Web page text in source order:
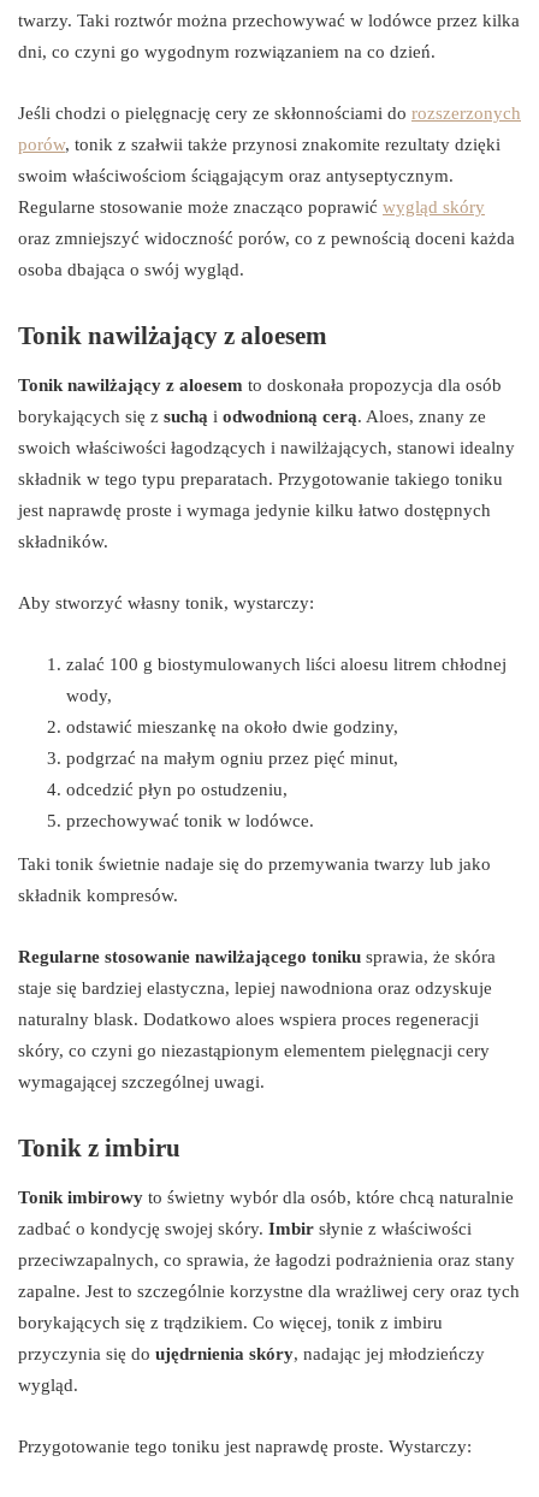
twarzy. Taki roztwór można przechowywać w lodówce przez kilka
dni, co czyni go wygodnym rozwiązaniem na co dzień.
Jeśli chodzi o pielęgnację cery ze skłonnościami do rozszerzonych
porów, tonik z szałwii także przynosi znakomite rezultaty dzięki
swoim właściwościom ściągającym oraz antyseptycznym.
Regularne stosowanie może znacząco poprawić wygląd skóry
oraz zmniejszyć widoczność porów, co z pewnością doceni każda
osoba dbająca o swój wygląd.
Tonik nawilżający z aloesem
Tonik nawilżający z aloesem to doskonała propozycja dla osób
borykających się z suchą i odwodnioną cerą. Aloes, znany ze
swoich właściwości łagodzących i nawilżających, stanowi idealny
składnik w tego typu preparatach. Przygotowanie takiego toniku
jest naprawdę proste i wymaga jedynie kilku łatwo dostępnych
składników.
Aby stworzyć własny tonik, wystarczy:
zalać 100 g biostymulowanych liści aloesu litrem chłodnej
wody,
odstawić mieszankę na około dwie godziny,
podgrzać na małym ogniu przez pięć minut,
odcedzić płyn po ostudzeniu,
przechowywać tonik w lodówce.
Taki tonik świetnie nadaje się do przemywania twarzy lub jako
składnik kompresów.
Regularne stosowanie nawilżającego toniku sprawia, że skóra
staje się bardziej elastyczna, lepiej nawodniona oraz odzyskuje
naturalny blask. Dodatkowo aloes wspiera proces regeneracji
skóry, co czyni go niezastąpionym elementem pielęgnacji cery
wymagającej szczególnej uwagi.
Tonik z imbiru
Tonik imbirowy to świetny wybór dla osób, które chcą naturalnie
zadbać o kondycję swojej skóry. Imbir słynie z właściwości
przeciwzapalnych, co sprawia, że łagodzi podrażnienia oraz stany
zapalne. Jest to szczególnie korzystne dla wrażliwej cery oraz tych
borykających się z trądzikiem. Co więcej, tonik z imbiru
przyczynia się do ujędrnienia skóry, nadając jej młodzieńczy
wygląd.
Przygotowanie tego toniku jest naprawdę proste. Wystarczy: